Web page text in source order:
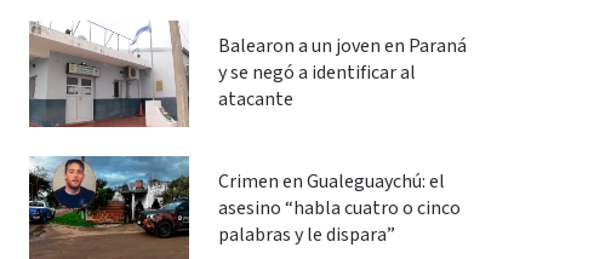
Balearon a un joven en Paraná
y se negó a identificar al
atacante
Crimen en Gualeguaychú: el
asesino “habla cuatro o cinco
palabras y le dispara”